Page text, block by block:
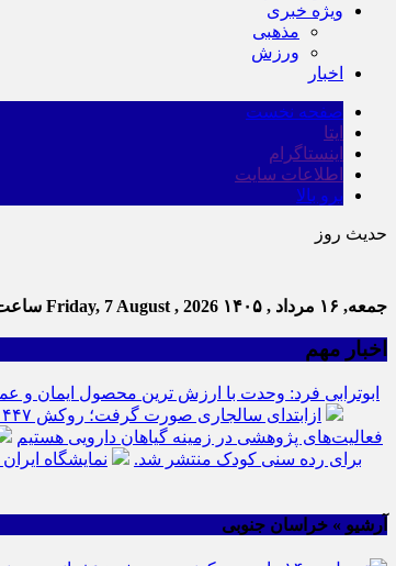
ویژه خبری
مذهبی
ورزش
اخبار
صفحه نخست
ایتا
اینستاگرام
اطلاعات سایت
برو بالا
حدیث روز
جمعه, ۱۶ مرداد , ۱۴۰۵ Friday, 7 August , 2026
اخبار مهم
ابوترابی فرد: وحدت با ارزش ترین محصول ایمان و
ازابتدای سالجاری صورت گرفت؛ روکش ۴۴۷ کیلومتر از محورهای خراسان جنوبی
فعالیت‌های پژوهشی در زمینه گیاهان دارویی هستیم
برای رده سنی کودک منتشر شد.
نمایشگاه
آرشیو » خراسان جنوبی